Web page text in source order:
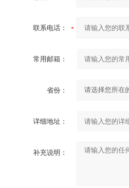
联系电话：
常用邮箱：
省份：
详细地址：
补充说明：